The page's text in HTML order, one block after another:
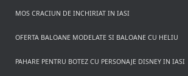
MOS CRACIUN DE INCHIRIAT IN IASI
OFERTA BALOANE MODELATE SI BALOANE CU HELIU
PAHARE PENTRU BOTEZ CU PERSONAJE DISNEY IN IASI